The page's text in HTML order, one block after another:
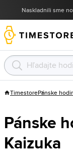
Naskladnili sme
TimestorePánske
Pánske
Kaizuka